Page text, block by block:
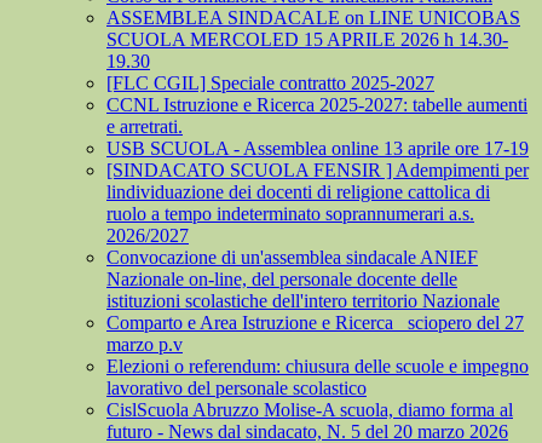
ASSEMBLEA SINDACALE on LINE UNICOBAS
SCUOLA MERCOLED 15 APRILE 2026 h 14.30-
19.30
[FLC CGIL] Speciale contratto 2025-2027
CCNL Istruzione e Ricerca 2025-2027: tabelle aumenti
e arretrati.
USB SCUOLA - Assemblea online 13 aprile ore 17-19
[SINDACATO SCUOLA FENSIR ] Adempimenti per
lindividuazione dei docenti di religione cattolica di
ruolo a tempo indeterminato soprannumerari a.s.
2026/2027
Convocazione di un'assemblea sindacale ANIEF
Nazionale on-line, del personale docente delle
istituzioni scolastiche dell'intero territorio Nazionale
Comparto e Area Istruzione e Ricerca_ sciopero del 27
marzo p.v
Elezioni o referendum: chiusura delle scuole e impegno
lavorativo del personale scolastico
CislScuola Abruzzo Molise-A scuola, diamo forma al
futuro - News dal sindacato, N. 5 del 20 marzo 2026